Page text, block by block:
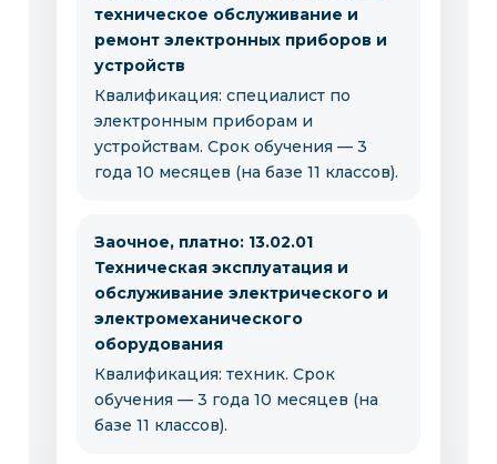
техническое обслуживание и
ремонт электронных приборов и
устройств
Квалификация: специалист по
электронным приборам и
устройствам. Срок обучения — 3
года 10 месяцев (на базе 11 классов).
Заочное, платно: 13.02.01
Техническая эксплуатация и
обслуживание электрического и
электромеханического
оборудования
Квалификация: техник. Срок
обучения — 3 года 10 месяцев (на
базе 11 классов).